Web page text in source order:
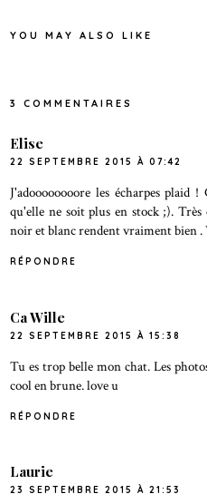
YOU MAY ALSO LIKE
3 COMMENTAIRES
Elise
22 SEPTEMBRE 2015 À 07:42
J'adoooooooore les écharpes plaid
qu'elle ne soit plus en stock ;).
noir et blanc rendent vraiment bien .
RÉPONDRE
Ca Wille
22 SEPTEMBRE 2015 À 15:38
Tu es trop belle mon chat. Les
cool en brune. love u
RÉPONDRE
Laurie
23 SEPTEMBRE 2015 À 21:53